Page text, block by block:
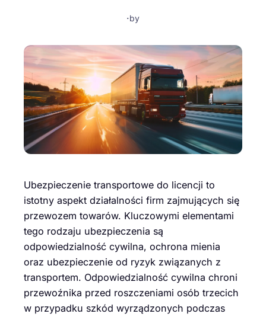
·by
Ubezpieczenie transportowe do licencji to
istotny aspekt działalności firm zajmujących się
przewozem towarów. Kluczowymi elementami
tego rodzaju ubezpieczenia są
odpowiedzialność cywilna, ochrona mienia
oraz ubezpieczenie od ryzyk związanych z
transportem. Odpowiedzialność cywilna chroni
przewoźnika przed roszczeniami osób trzecich
w przypadku szkód wyrządzonych podczas